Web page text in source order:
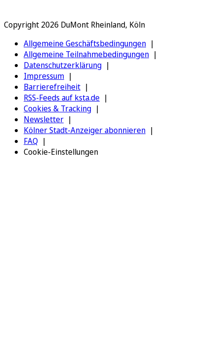
Copyright 2026 DuMont Rheinland, Köln
Allgemeine Geschäftsbedingungen
Allgemeine Teilnahmebedingungen
Datenschutzerklärung
Impressum
Barrierefreiheit
RSS-Feeds auf ksta.de
Cookies & Tracking
Newsletter
Kölner Stadt-Anzeiger abonnieren
FAQ
Cookie-Einstellungen